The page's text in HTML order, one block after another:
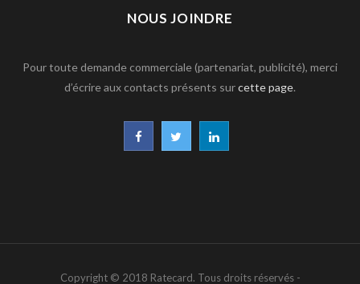
NOUS JOINDRE
Pour toute demande commerciale (partenariat, publicité), merci
d’écrire aux contacts présents surcette page.
F L
Copyright © 2018 Ratecard. Tous droits réservés -